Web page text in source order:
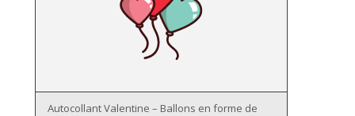
Autocollant Valentine – Ballons en forme de